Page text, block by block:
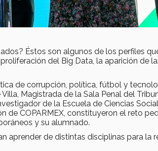
Éstos son algunos de los perfiles
del Big Data, la aparición de
de corrupción, política, fútbol y
Magistrada de la Sala Penal del
de la Escuela de Ciencias
de COPARMEX, constituyeron el reto
y su alumnado.
aprender de distintas disciplinas para la